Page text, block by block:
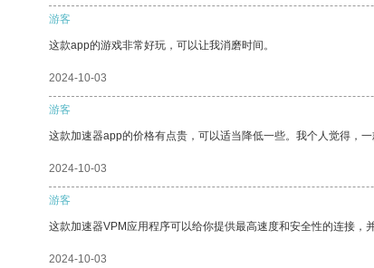
游客
这款app的游戏非常好玩，可以让我消磨时间。
2024-10-03
游客
这款加速器app的价格有点贵，可以适当降低一些。我个人觉得，
2024-10-03
游客
这款加速器VPM应用程序可以给你提供最高速度和安全性的连接，
2024-10-03